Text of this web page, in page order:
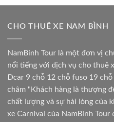
CHO THUÊ XE NAM BÌNH
NamBinh Tour là một đơn vị
nổi tiếng với dịch vụ cho thuê
Dcar 9 chỗ 12 chỗ fuso 19
châm "Khách hàng là thượng
chất lượng và sự hài lòng của
xe Carnival của NamBinh